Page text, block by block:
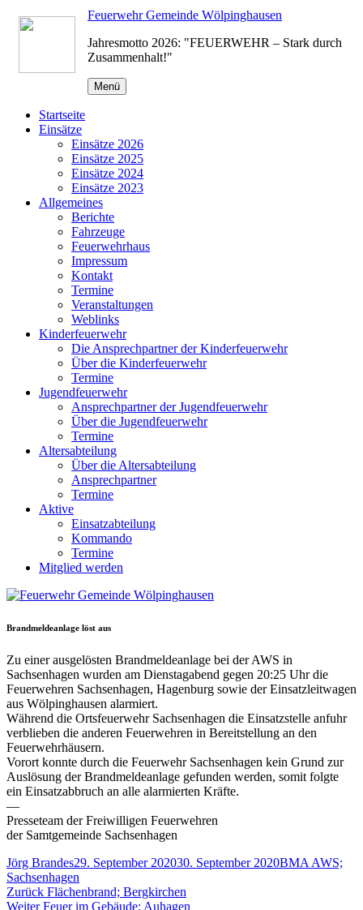
Zum
Inhalt
Feuerwehr Gemeinde Wölpinghausen
Jahresmotto 2026: "FEUERWEHR – Stark durch
Zusammenhalt!"
Menü
Startseite
Einsätze
Einsätze 2026
Einsätze 2025
Einsätze 2024
Einsätze 2023
Allgemeines
Berichte
Fahrzeuge
Feuerwehrhaus
Impressum
Kontakt
Termine
Veranstaltungen
Weblinks
Kinderfeuerwehr
Die Ansprechpartner der Kinderfeuerwehr
Über die Kinderfeuerwehr
Termine
Jugendfeuerwehr
Ansprechpartner der Jugendfeuerwehr
Über die Jugendfeuerwehr
Termine
Altersabteilung
Über die Altersabteilung
Ansprechpartner
Termine
Aktive
Einsatzabteilung
Kommando
Termine
Mitglied werden
Brandmeldeanlage löst aus
Zu einer ausgelösten Brandmeldeanlage bei der AWS in
Sachsenhagen wurden am Dienstagabend gegen 20:25 Uhr die
Feuerwehren Sachsenhagen, Hagenburg sowie der Einsatzleitwagen
aus Wölpinghausen alarmiert.
Während die Ortsfeuerwehr Sachsenhagen die Einsatzstelle anfuhr
verblieben die anderen Feuerwehren in Bereitstellung an den
Feuerwehrhäusern.
Vorort konnte durch die Feuerwehr Sachsenhagen kein Grund zur
Auslösung der Brandmeldeanlage gefunden werden, somit folgte
ein Einsatzabbruch an alle alarmierten Kräfte.
—
Presseteam der Freiwilligen Feuerwehren
der Samtgemeinde Sachsenhagen
Autor
Jörg BrandesVeröffentlicht
am
29. September 202030. September 2020Schlagwörter
BMA AWS;
Sachsenhagen
Beitragsnavigation
Zurück Vorheriger
Beitrag:
Flächenbrand; Bergkirchen
Weiter Nächster
Feuer im Gebäude; Auhagen